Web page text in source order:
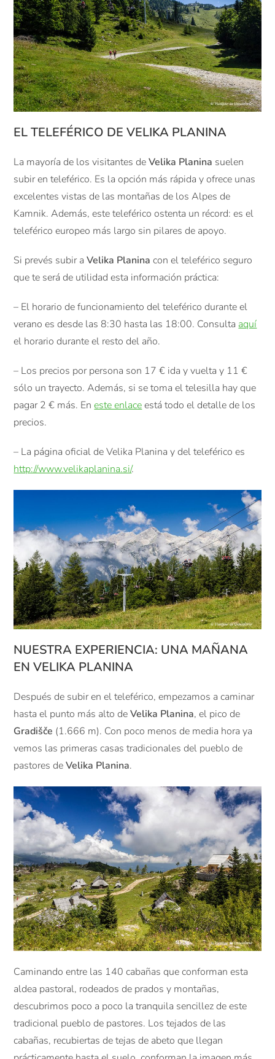
EL TELEFÉRICO DE VELIKA PLANINA
La mayoría de los visitantes deVelika Planina suelen
subir en teleférico. Es la opción más rápida y ofrece unas
excelentes vistas de las montañas de los Alpes de
Kamnik. Además, este teleférico ostenta un récord: es el
teleférico europeo más largo sin pilares de apoyo.
Si prevés subir aVelika Planina con el teleférico seguro
que te será de utilidad esta información práctica:
– El horario de funcionamiento del teleférico durante el
verano es desde las 8:30 hasta las 18:00. Consulta aquí
el horario durante el resto del año.
– Los precios por persona son 17 € ida y vuelta y 11 €
sólo un trayecto. Además, si se toma el telesilla hay que
pagar 2 € más. Eneste enlaceestá todo el detalle de los
precios.
– La página oficial de Velika Planina y del teleférico es
http://www.velikaplanina.si/.
NUESTRA EXPERIENCIA: UNA MAÑANA
EN VELIKA PLANINA
Después de subir en el teleférico, empezamos a caminar
hasta el punto más alto deVelika Planina, el pico de
Gradišče (1.666 m). Con poco menos de media hora ya
vemos las primeras casas tradicionales del pueblo de
pastores deVelika Planina.
Caminando entre las 140 cabañas que conforman esta
aldea pastoral, rodeados de prados y montañas,
descubrimos poco a poco la tranquila sencillez de este
tradicional pueblo de pastores. Los tejados de las
cabañas, recubiertas de tejas de abeto que llegan